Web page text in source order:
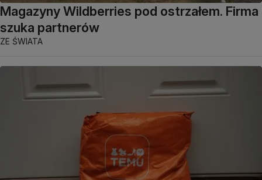
Magazyny Wildberries pod ostrzałem. Firma
szuka partnerów
ZE ŚWIATA